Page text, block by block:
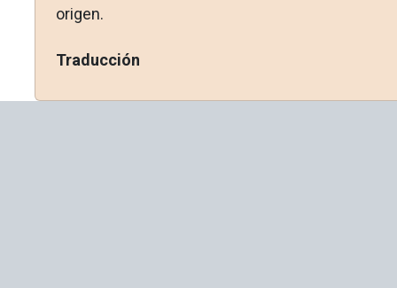
origen.
Traducción